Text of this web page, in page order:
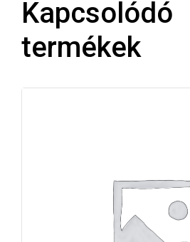
Kapcsolódó
termékek